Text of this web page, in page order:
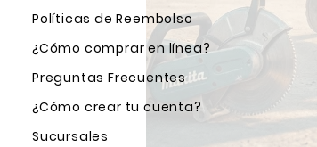
Políticas de Reembolso
¿Cómo comprar en línea?
Preguntas Frecuentes
¿Cómo crear tu cuenta?
Sucursales